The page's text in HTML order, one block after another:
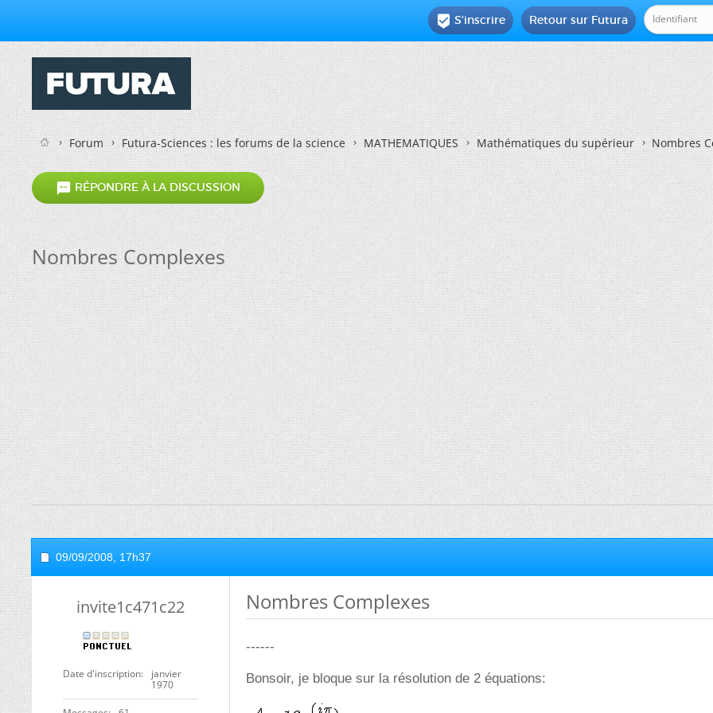
Retour sur Futura
 S'inscrire
Forum Futura-Sciences : les forums de la science MATHEMATIQUES Mathématiques du supérieur Nombres
 RÉPONDRE À LA DISCUSSION
Nombres Complexes
09/09/2008, 17h37
invite1c471c22
Date d'inscription
janvier
1970
Nombres Complexes
------
Bonsoir, je bloque sur la résolution de 2 équations: